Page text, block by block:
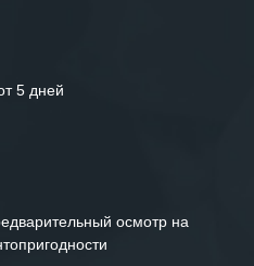
5 дней
осмотр на